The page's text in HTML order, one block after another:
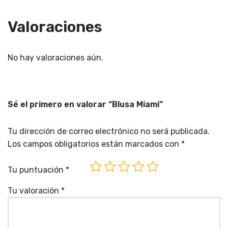
Valoraciones
No hay valoraciones aún.
Sé el primero en valorar “Blusa Miami”
Tu dirección de correo electrónico no será publicada.
Los campos obligatorios están marcados con *
Tu puntuación *
Tu valoración *